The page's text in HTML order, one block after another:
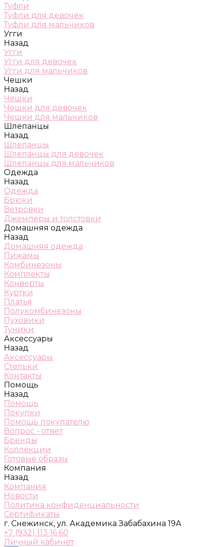
Туфли
Туфли для девочек
Туфли для мальчиков
Угги
Назад
Угги
Угги для девочек
Угги для мальчиков
Чешки
Назад
Чешки
Чешки для девочек
Чешки для мальчиков
Шлепанцы
Назад
Шлепанцы
Шлепанцы для девочек
Шлепанцы для мальчиков
Одежда
Назад
Одежда
Брюки
Ветровки
Джемперы и толстовки
Домашняя одежда
Назад
Домашняя одежда
Пижамы
Комбинезоны
Комплекты
Конверты
Куртки
Платья
Полукомбинезоны
Пуховики
Туники
Аксессуары
Назад
Аксессуары
Стельки
Контакты
Помощь
Назад
Помощь
Покупки
Помощь покупателю
Вопрос - ответ
Бренды
Коллекции
Готовые образы
Компания
Назад
Компания
Новости
Политика конфиденциальности
Сертификаты
г. Снежинск, ул. Академика Забабахина 19А
+7 (932) 113 16 60
Личный кабинет